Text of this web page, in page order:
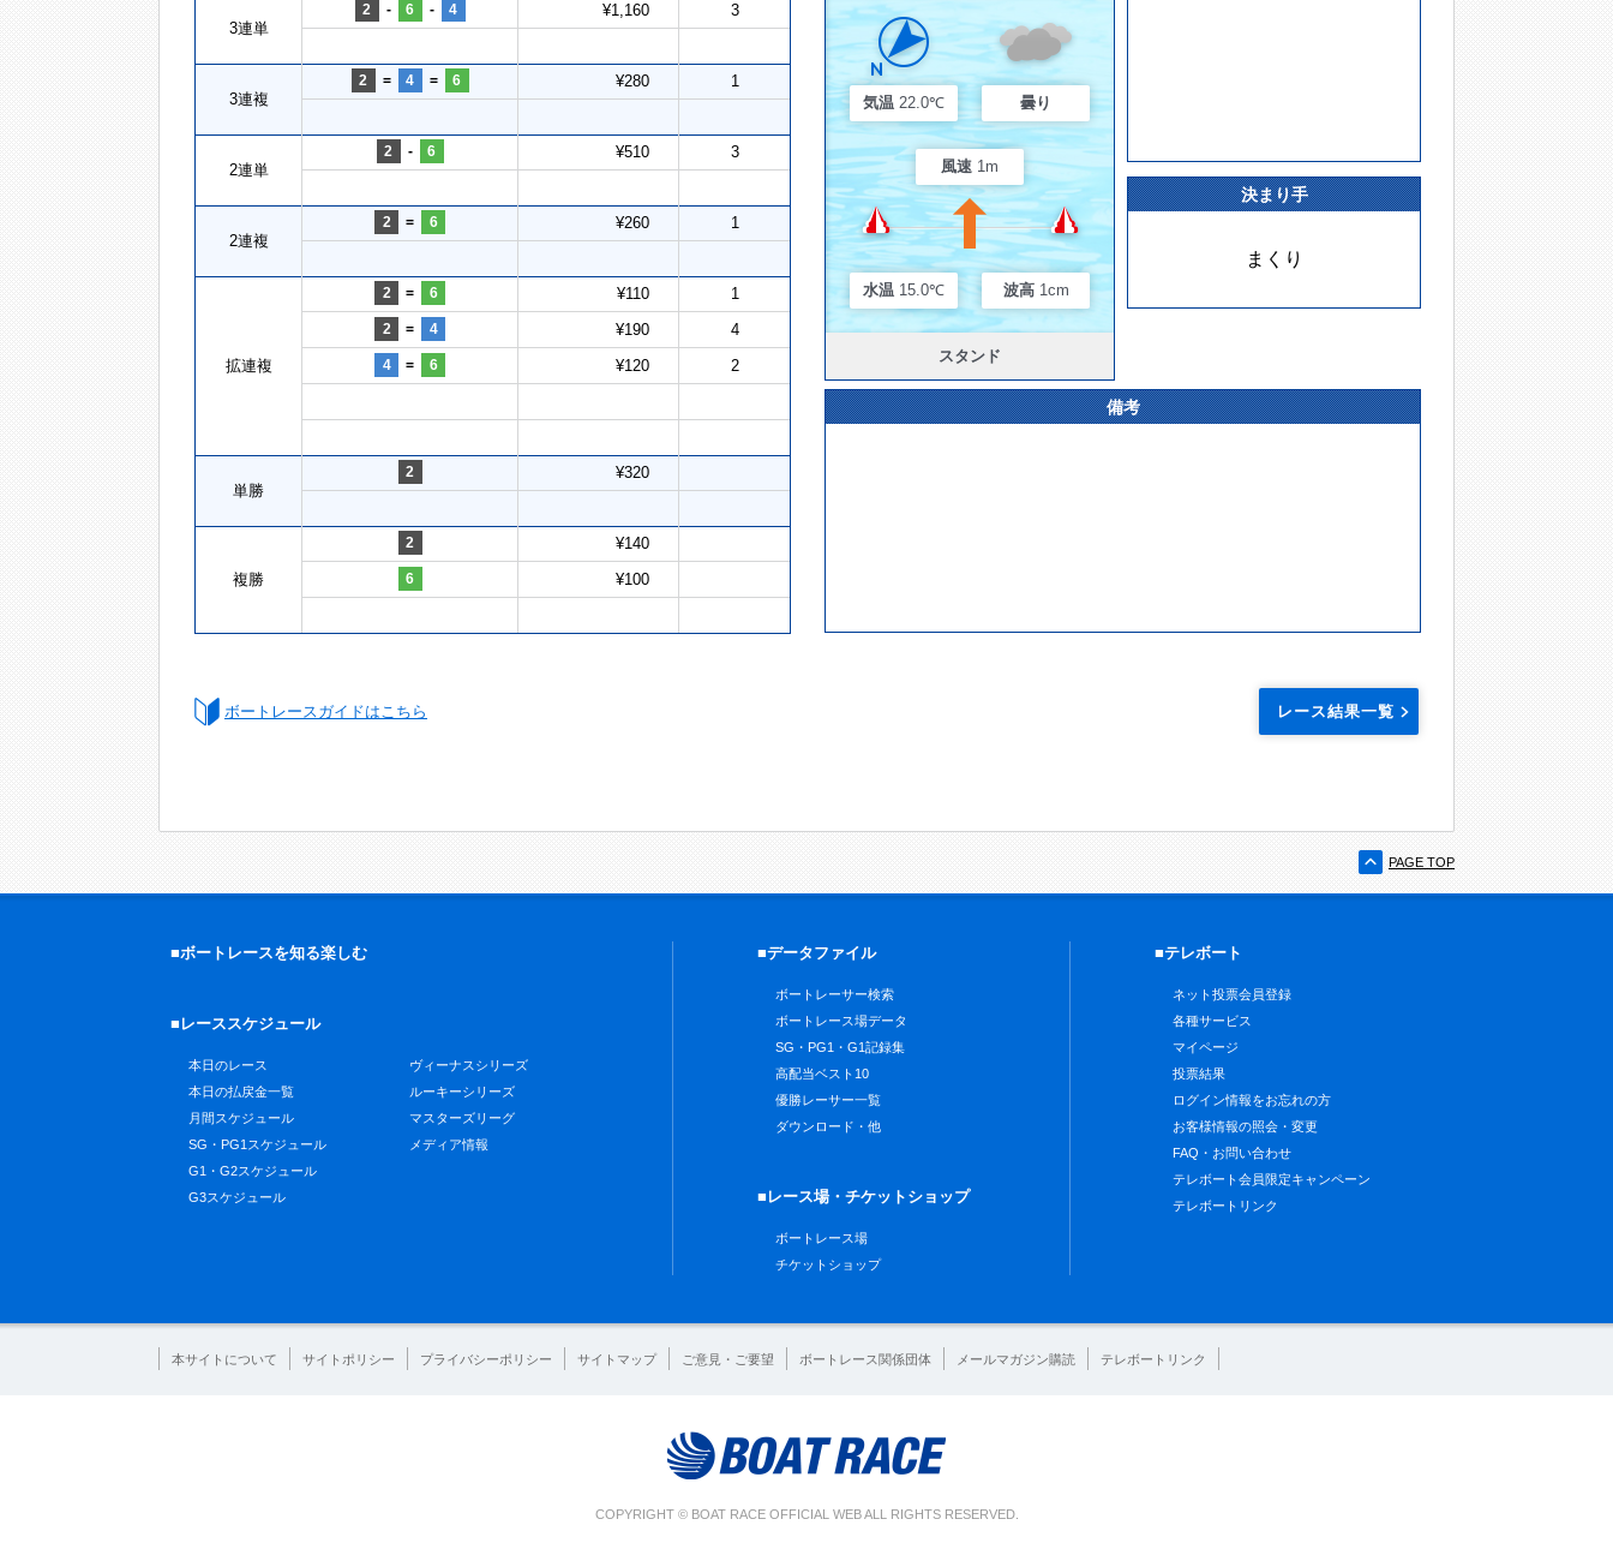
3連単
2 - 6 - 4 ¥1,160 3
3連複
2 = 4 = 6 ¥280 1
2連単
2 - 6 ¥510 3
2連複
2 = 6 ¥260 1
拡連複
2 = 6 ¥110 1
2 = 4 ¥190 4
4 = 6 ¥120 2
単勝
2 ¥320
複勝
2 ¥140
6 ¥100
気温 22.0℃ 曇り
風速 1m
水温 15.0℃ 波高 1cm
スタンド
決まり手
まくり
備考
ボートレースガイドはこちら レース結果一覧
PAGE TOP
■ボートレースを知る楽しむ
■レーススケジュール
本日のレース
本日の払戻金一覧
月間スケジュール
SG・PG1スケジュール
G1・G2スケジュール
G3スケジュール
ヴィーナスシリーズ
ルーキーシリーズ
マスターズリーグ
メディア情報
■データファイル
ボートレーサー検索
ボートレース場データ
SG・PG1・G1記録集
高配当ベスト10
優勝レーサー一覧
ダウンロード・他
■レース場・チケットショップ
ボートレース場
チケットショップ
■テレボート
ネット投票会員登録
各種サービス
マイページ
投票結果
ログイン情報をお忘れの方
お客様情報の照会・変更
FAQ・お問い合わせ
テレボート会員限定キャンペーン
テレボートリンク
本サイトについて サイトポリシー プライバシーポリシー サイトマップ ご意見・ご要望 ボートレース関係団体 メールマガジン購読 テレボートリンク
COPYRIGHT © BOAT RACE OFFICIAL WEB ALL RIGHTS RESERVED.